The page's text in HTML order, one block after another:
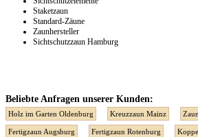
Staketzaun
Standard-Zäune
Zaunhersteller
Sichtschutzzaun Hamburg
Beliebte Anfragen unserer Kunden:
Holz im Garten Oldenburg Kreuzzaun Mainz
Fertigzaun Augsburg Fertigzaun Rotenburg